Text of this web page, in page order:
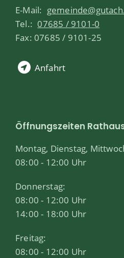
E-Mail:
Tel.: 07685 / 9101-0
Fax: 07685 / 9101-25
Anfahrt
Öffnungszeiten
Montag, Dienstag,
08:00 - 12:00 Uhr
Donnerstag:
08:00 - 12:00 Uhr
14:00 - 18:00 Uhr
Freitag:
08:00 - 12:00 Uhr